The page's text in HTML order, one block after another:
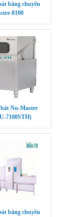
băng chuyền
8100
Nu-Master
7100STH)
băng chuyền